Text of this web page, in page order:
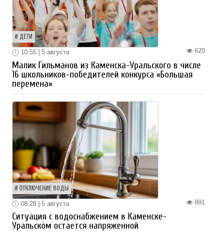
ДЕТИ
620
10:55 | 5 августа
Малик Гильманов из Каменска-Уральского в числе
16 школьников-победителей конкурса «Большая
перемена»
ОТКЛЮЧЕНИЕ ВОДЫ
891
08:28 | 5 августа
Ситуация с водоснабжением в Каменске-
Уральском остается напряженной